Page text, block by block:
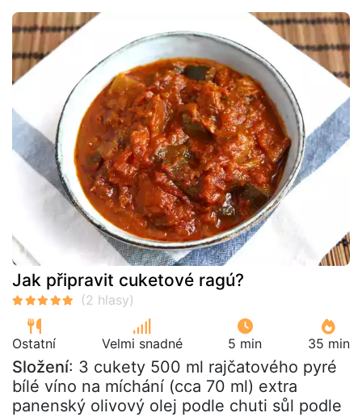
Jak připravit cuketové ragú?
Ostatní Velmi snadné 5 min 35 min
Složení: 3 cukety 500 ml rajčatového pyré
bílé víno na míchání (cca 70 ml) extra
panenský olivový olej podle chuti sůl podle